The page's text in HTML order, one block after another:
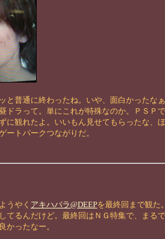
と普通に終わったね。いや、面白かったな
ドラって。単にこれが特殊なのか。ＰＳＰ
に観れたよ。いいもん見せてもらったな、
ートパークつながりだ。
うやく アキハバラ@DEEPを最終回まで観た
てるんだけど。最終回はＮＧ特集で、まる
かったなー。